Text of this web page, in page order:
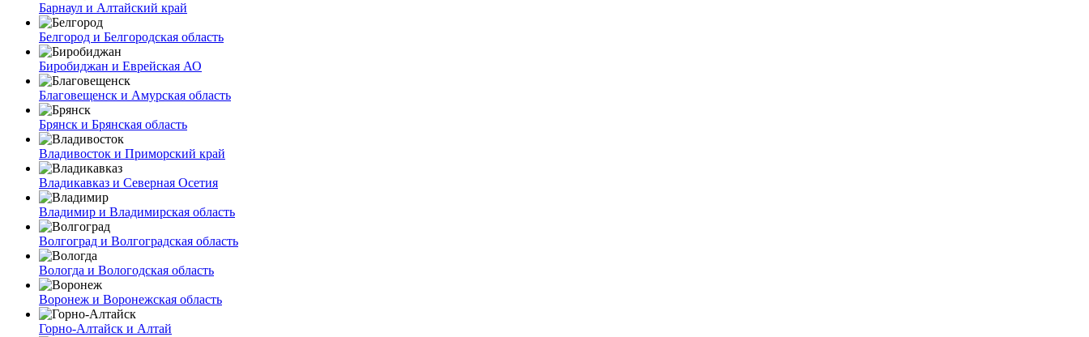
Барнаул и Алтайский край
Белгород и Белгородская область
Биробиджан и Еврейская АО
Благовещенск и Амурская область
Брянск и Брянская область
Владивосток и Приморский край
Владикавказ и Северная Осетия
Владимир и Владимирская область
Волгоград и Волгоградская область
Вологда и Вологодская область
Воронеж и Воронежская область
Горно-Алтайск и Алтай